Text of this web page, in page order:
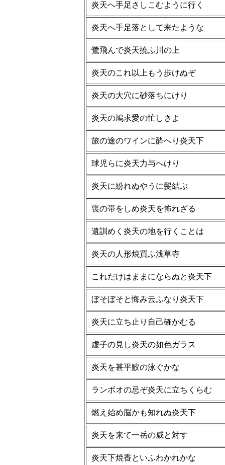
炎天へ手足さしこむように行く
炎天へ手足落として来たような
鷺飛んで炎天撓ふ川の上
炎天のこれ以上もう歩けぬぞ
炎天の大穴に砂落ちにけり
炎天の鳩求愛の忙しさよ
旅の途のワインに酔へり炎天下
球児らに炎天力与へけり
炎天に紛れぬやうに髪結ぶ
喪の帯をしめ炎天を怖れざる
遺訓めく炎天の地を行くことは
炎天の人形焼買ふ浅草寺
これだけはままにならぬと炎天下
ぼそぼそと悔み云ふなり炎天下
炎天に立ち止り自己確かむる
虚子の見し炎天の如色ガラス
炎天を甚平鮫の泳ぐかな
ランボオの忌ぞ炎天に立ちくらむ
燃え始め脳かも知れぬ炎天下
炎天を来て一岳の威と対す
炎天下焼香といふわかれかな